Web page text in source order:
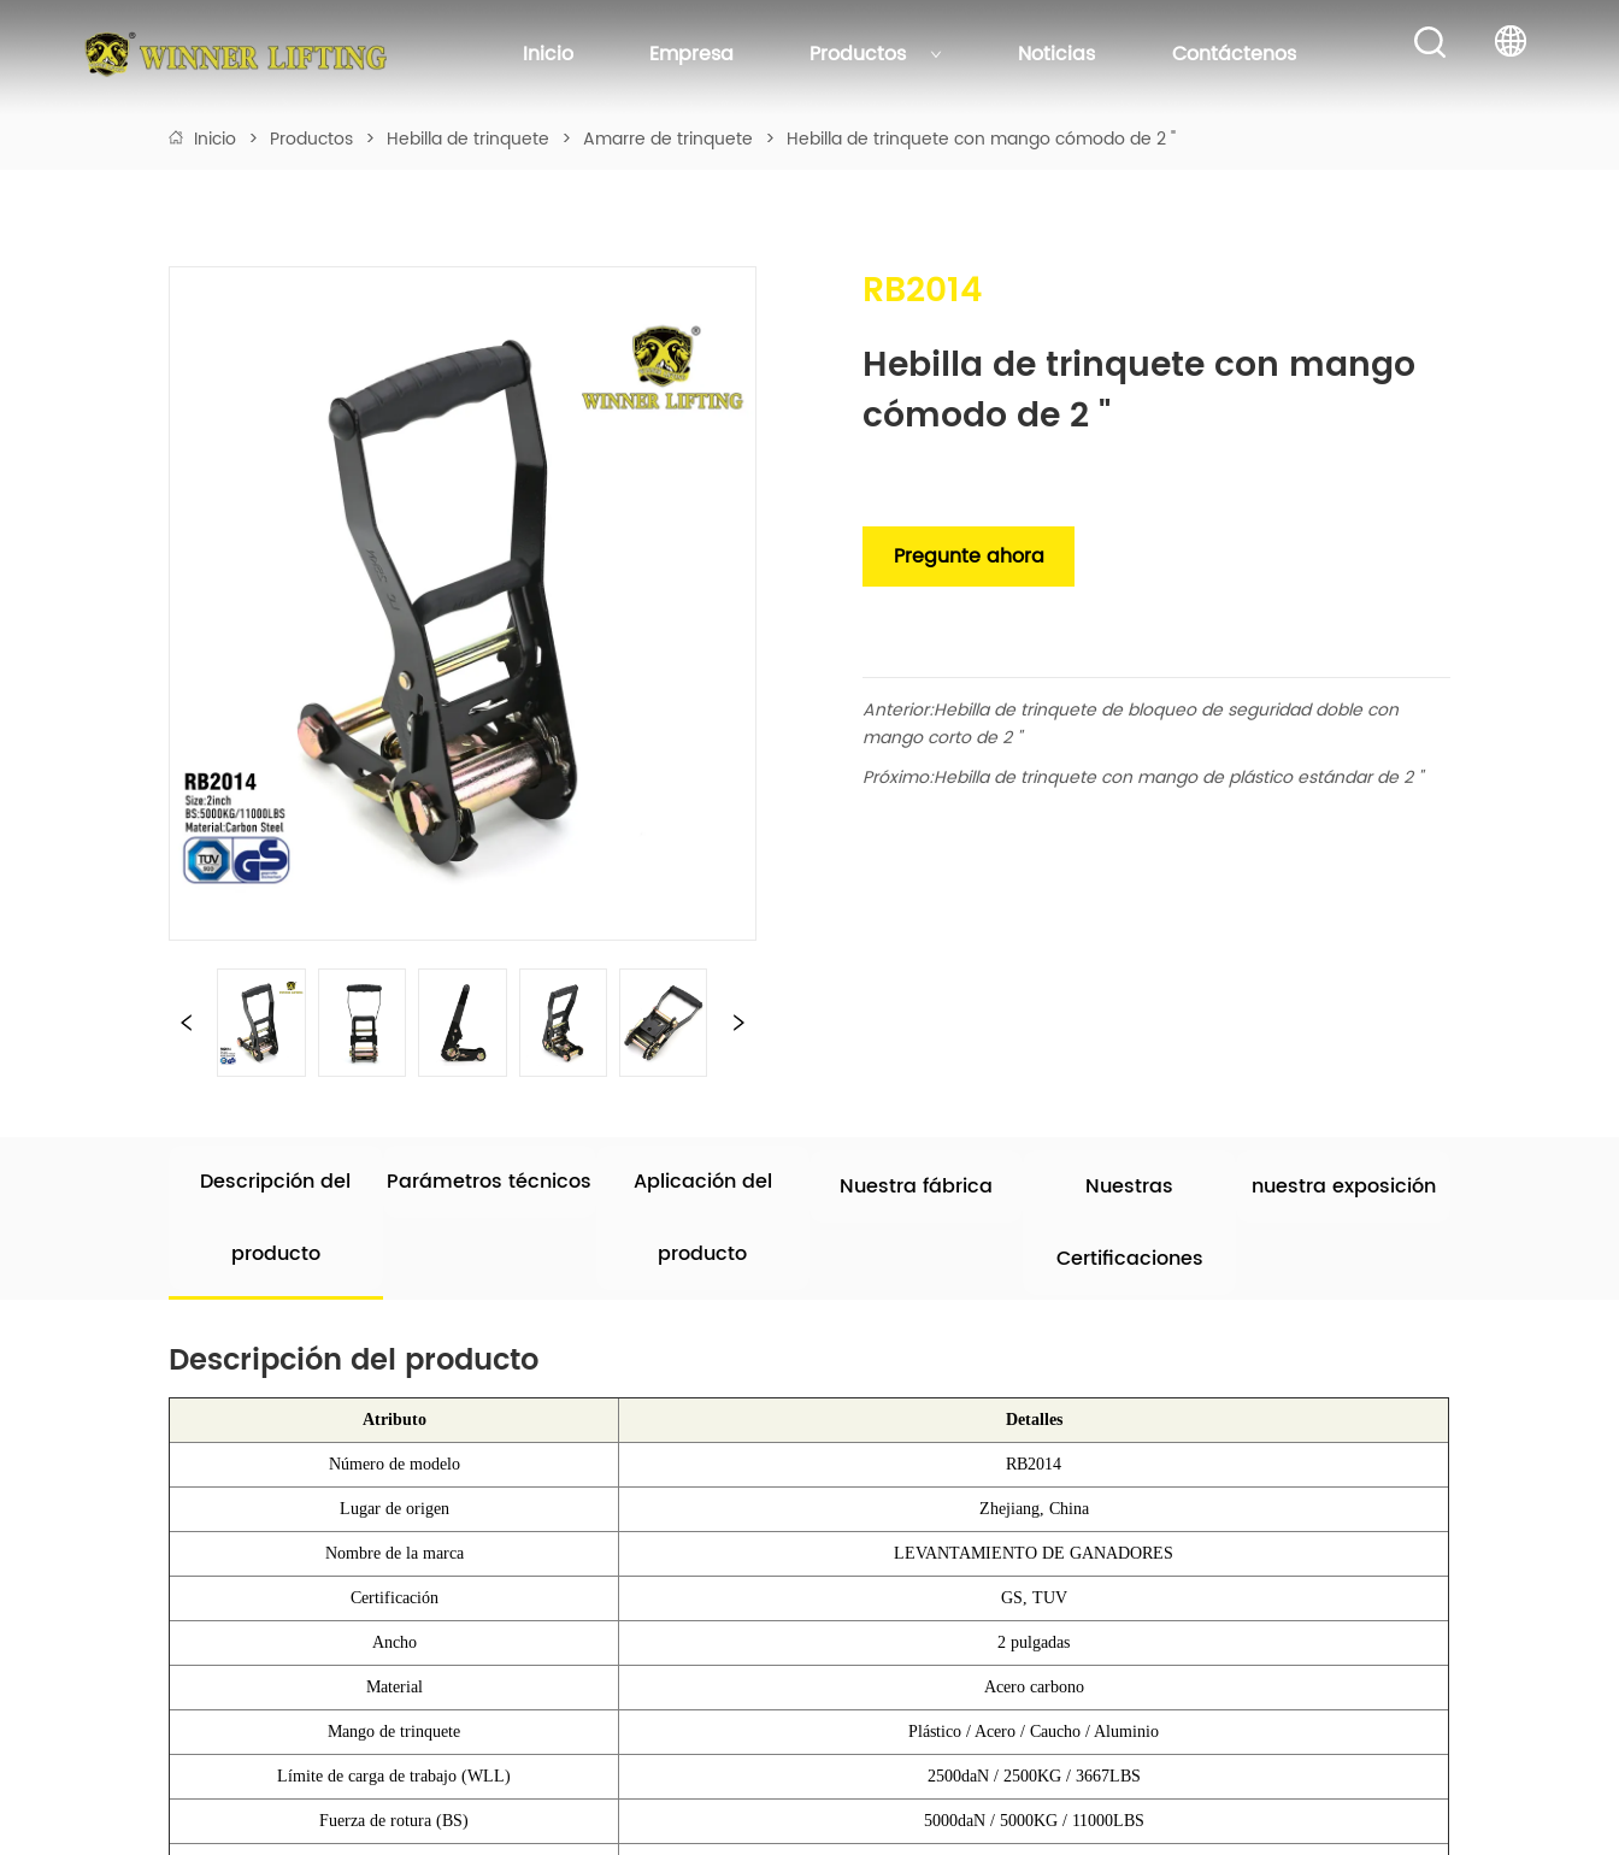
Inicio Empresa Productos Noticias Contáctenos
Inicio > Productos > Hebilla de trinquete > Amarre de trinquete > Hebilla de trinquete con mango cómodo de 2 "
RB2014
Hebilla de trinquete con mango
cómodo de 2 "
Pregunte ahora
Anterior:Hebilla de trinquete de bloqueo de seguridad doble con
mango corto de 2 "
Próximo:Hebilla de trinquete con mango de plástico estándar de 2 "
Descripción del
producto
Parámetros técnicos Aplicación del
producto
Nuestra fábrica Nuestras
Certificaciones
nuestra exposición
Descripción del producto
Atributo Detalles
Número de modelo RB2014
Lugar de origen Zhejiang, China
Nombre de la marca LEVANTAMIENTO DE GANADORES
Certificación GS, TUV
Ancho 2 pulgadas
Material Acero carbono
Mango de trinquete Plástico / Acero / Caucho / Aluminio
Límite de carga de trabajo (WLL) 2500daN / 2500KG / 3667LBS
Fuerza de rotura (BS) 5000daN / 5000KG / 11000LBS